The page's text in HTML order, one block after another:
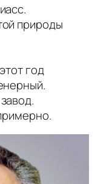
природы
год